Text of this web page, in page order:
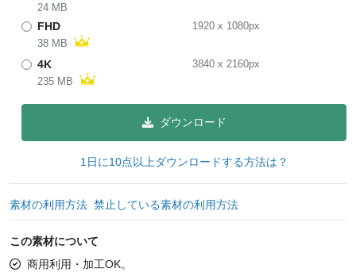
24 MB
FHD 1920x 1080px
38 MB
4K 3840x 2160px
235 MB
ダウンロード
1日に10点以上ダウンロードする方法は？
素材の利用方法 禁止している素材の利用方法
この素材について
商用利用・加工OK。